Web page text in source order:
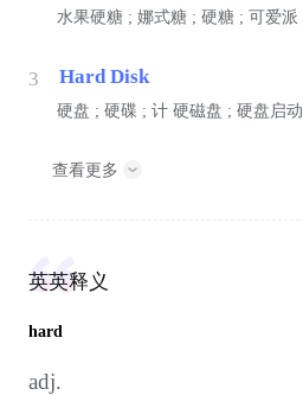
水果硬糖 ; 娜式糖 ; 硬糖 ; 可爱派
3 Hard Disk
硬盘 ; 硬碟 ; 计 硬磁盘 ; 硬盘启动
查看更多
英英释义
hard
adj.